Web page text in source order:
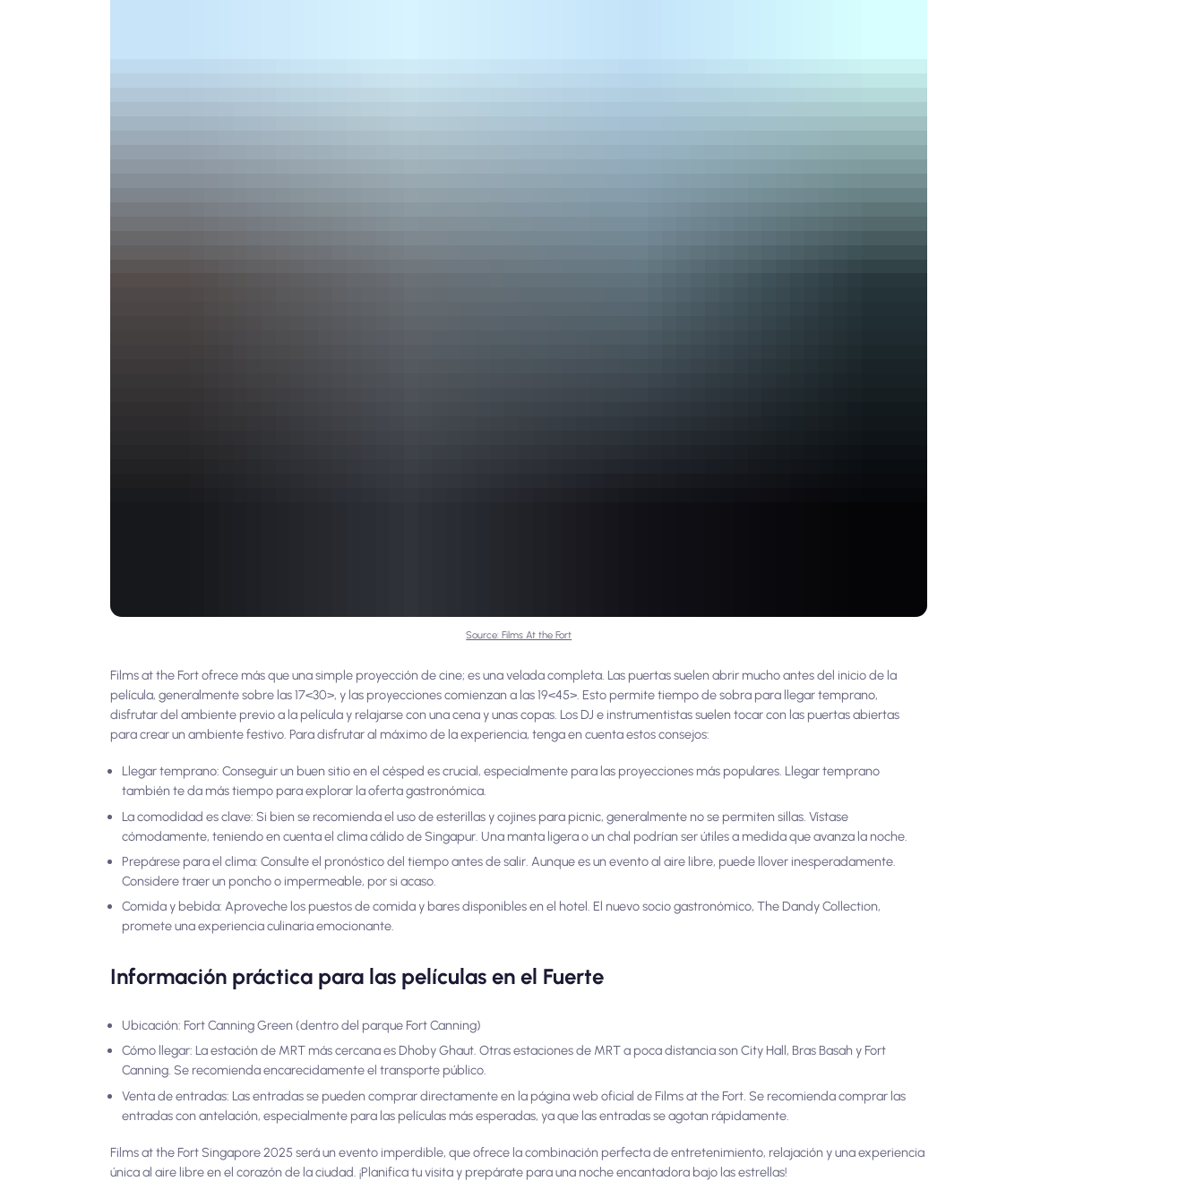
Source: Films At the Fort
Films at the Fort ofrece más que una simple proyección de cine; es una velada completa. Las puertas suelen abrir mucho antes del inicio de la
película, generalmente sobre las 17<30>, y las proyecciones comienzan a las 19<45>. Esto permite tiempo de sobra para llegar temprano,
disfrutar del ambiente previo a la película y relajarse con una cena y unas copas. Los DJ e instrumentistas suelen tocar con las puertas abiertas
para crear un ambiente festivo. Para disfrutar al máximo de la experiencia, tenga en cuenta estos consejos:
Llegar temprano: Conseguir un buen sitio en el césped es crucial, especialmente para las proyecciones más populares. Llegar temprano
también te da más tiempo para explorar la oferta gastronómica.
La comodidad es clave: Si bien se recomienda el uso de esterillas y cojines para picnic, generalmente no se permiten sillas. Vístase
cómodamente, teniendo en cuenta el clima cálido de Singapur. Una manta ligera o un chal podrían ser útiles a medida que avanza la noche.
Prepárese para el clima: Consulte el pronóstico del tiempo antes de salir. Aunque es un evento al aire libre, puede llover inesperadamente.
Considere traer un poncho o impermeable, por si acaso.
Comida y bebida: Aproveche los puestos de comida y bares disponibles en el hotel. El nuevo socio gastronómico, The Dandy Collection,
promete una experiencia culinaria emocionante.
Información práctica para las películas en el Fuerte
Ubicación: Fort Canning Green (dentro del parque Fort Canning)
Cómo llegar: La estación de MRT más cercana es Dhoby Ghaut. Otras estaciones de MRT a poca distancia son City Hall, Bras Basah y Fort
Canning. Se recomienda encarecidamente el transporte público.
Venta de entradas: Las entradas se pueden comprar directamente en la página web oficial de Films at the Fort. Se recomienda comprar las
entradas con antelación, especialmente para las películas más esperadas, ya que las entradas se agotan rápidamente.
Films at the Fort Singapore 2025 será un evento imperdible, que ofrece la combinación perfecta de entretenimiento, relajación y una experiencia
única al aire libre en el corazón de la ciudad. ¡Planifica tu visita y prepárate para una noche encantadora bajo las estrellas!